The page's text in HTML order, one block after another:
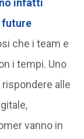
infatti
future
che i team e
i tempi. Uno
alle
vanno in